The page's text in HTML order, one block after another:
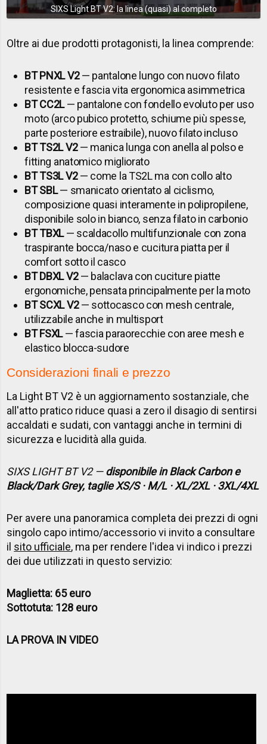
SIXS Light BT V2: la linea (quasi) al completo
Oltre ai due prodotti protagonisti, la linea comprende:
BT PNXL V2— pantalone lungo con nuovo filato
resistente e fascia vita ergonomica asimmetrica
BT CC2L— pantalone con fondello evoluto per uso
moto (arco pubico protetto, schiume più spesse,
parte posteriore estraibile), nuovo filato incluso
BT TS2L V2— manica lunga con anella al polso e
fitting anatomico migliorato
BT TS3L V2— come la TS2L ma con collo alto
BT SBL— smanicato orientato al ciclismo,
composizione quasi interamente in polipropilene,
disponibile solo in bianco, senza filato in carbonio
BT TBXL— scaldacollo multifunzionale con zona
traspirante bocca/naso e cucitura piatta per il
comfort sotto il casco
BT DBXL V2— balaclava con cuciture piatte
ergonomiche, pensata principalmente per la moto
BT SCXL V2— sottocasco con mesh centrale,
utilizzabile anche in multisport
BT FSXL— fascia paraorecchie con aree mesh e
elastico blocca-sudore
Considerazioni finali e prezzo
La Light BT V2 è un aggiornamento sostanziale, che
all'atto pratico riduce quasi a zero il disagio di sentirsi
accaldati e sudati, con vantaggi anche in termini di
sicurezza e lucidità alla guida.
SIXS LIGHT BT V2 —disponibile in Black Carbon e
Black/Dark Grey, taglie XS/S · M/L · XL/2XL · 3XL/4XL
Per avere una panoramica completa dei prezzi di ogni
singolo capo intimo/accessorio vi invito a consultare
il sito ufficiale, ma per rendere l'idea vi indico i prezzi
dei due utilizzati in questo servizio:
Maglietta: 65 euro
Sottotuta: 128 euro
LA PROVA IN VIDEO